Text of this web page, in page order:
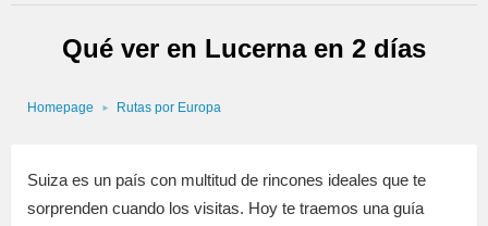
Qué ver en Lucerna en 2 días
Homepage Rutas por Europa
Suiza es un país con multitud de rincones ideales que te
sorprenden cuando los visitas. Hoy te traemos una guía